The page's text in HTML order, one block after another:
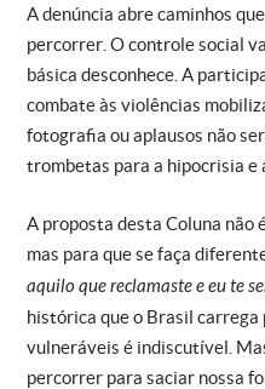
A denúncia abre caminhos
percorrer. O controle social
básica desconhece. A
combate às violências
fotografia ou aplausos não
trombetas para a hipocrisia e
A proposta desta Coluna não
mas para que se faça
aquilo que reclamaste e eu te
histórica que o Brasil carrega
vulneráveis é indiscutível.
percorrer para saciar nossa